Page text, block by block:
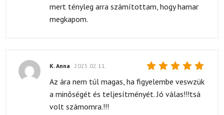
mert tényleg arra számítottam, hogy hamar
megkapom.
Értékelés:
5
K. Anna 2025.02.11.
Az ára nem túl magas, ha figyelembe veswzük
a minőségét és teljesítményét. Jó válas!!!tsá
volt számomra.!!!